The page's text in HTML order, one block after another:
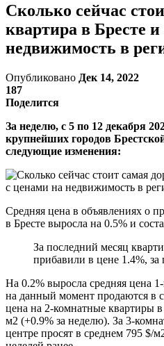
Сколько сейчас
квартира в Бресте
недвижимость в
Опубликовано Дек 14, 2022
187
Поделится
За неделю, с 5 по 12 декабря
крупнейших городов
следующие изменения:
Средняя цена в объявлениях о
в Бресте выросла на 0.5% и
За последний месяц
прибавили в цене 1.4%,
На 0.2% выросла средняя цена
на данный момент продаются в
цена на 2-комнатные квартиры в
м2 (+0.9% за неделю). За 3-
центре просят в среднем 795 $/